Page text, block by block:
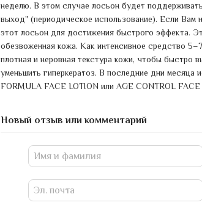
неделю. В этом случае лосьон будет
выход" (периодическое использование). Если Вам
этот лосьон для достижения быстрого эффекта.
обезвоженная кожа. Как интенсивное средство
плотная и неровная текстура кожи, чтобы быстро
уменьшить гиперкератоз. В последние дни месяца
FORMULA FACE LOTION или AGE CONTROL
Новый отзыв или комментарий